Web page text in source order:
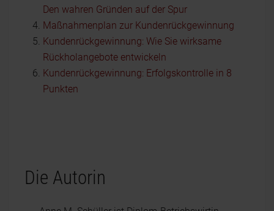
Den wahren Gründen auf der Spur
Maßnahmenplan zur Kundenrückgewinnung
Kundenrückgewinnung: Wie Sie wirksame
Rückholangebote entwickeln
Kundenrückgewinnung: Erfolgskontrolle in 8
Punkten
Die Autorin